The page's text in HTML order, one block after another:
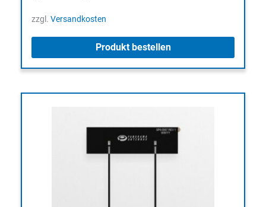
zzgl. Versandkosten
Produkt bestellen